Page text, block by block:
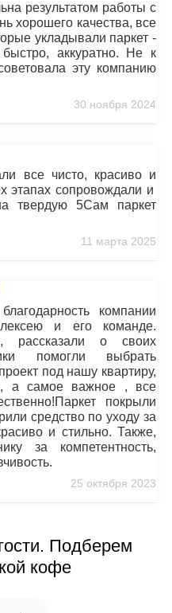
результатом работы с
хорошего качества, все
укладывали паркет -
аккуратно. Не к
эту компанию
30 ноября 2024
все чисто, красиво и
этапах сопровождали и
твердую 5Сам паркет
11 марта 2025
компании
и его команде.
рассказали о своих
помогли выбрать
под нашу квартиру,
а самое важное , все
покрыли
средство по уходу за
и стильно. Также,
за компетентность,
25 октября 2023
Подберем
кофе